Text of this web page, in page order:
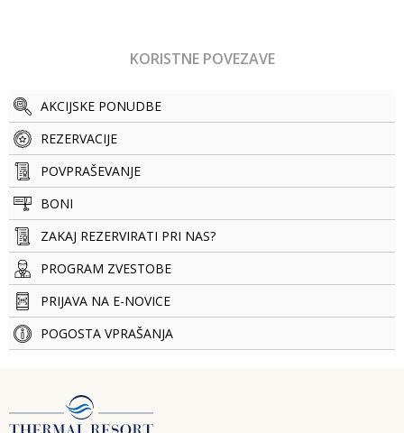
KORISTNE POVEZAVE
AKCIJSKE PONUDBE
REZERVACIJE
POVPRAŠEVANJE
BONI
ZAKAJ REZERVIRATI PRI NAS?
PROGRAM ZVESTOBE
PRIJAVA NA E-NOVICE
POGOSTA VPRAŠANJA